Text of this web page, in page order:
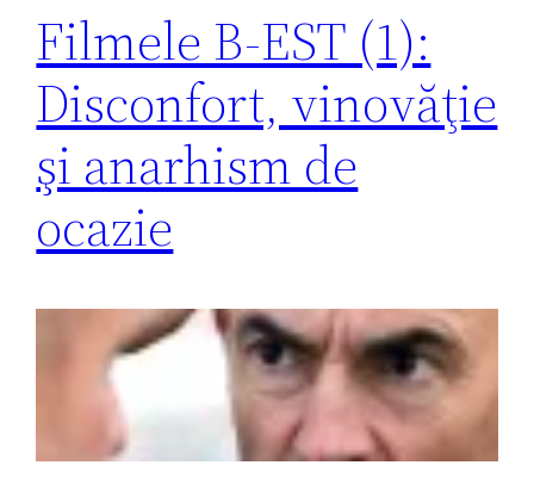
Filmele B-EST (1):
Disconfort, vinovăţie
şi anarhism de
ocazie